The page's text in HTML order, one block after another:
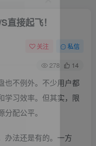
接起飞！
关注 私信
278 14
也不例外。不少用户都
学习效率。但其实，限
配公平。
办法还是有的。一方